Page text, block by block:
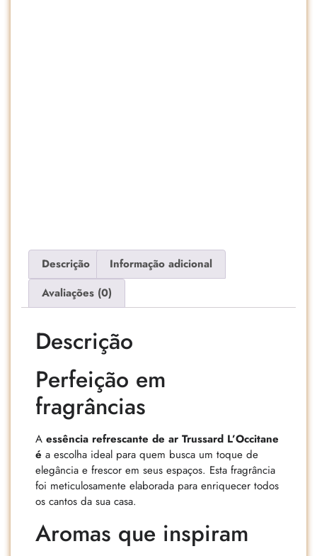
Descrição
Informação adicional
Avaliações (0)
Descrição
Perfeição em
fragrâncias
A essência refrescante de ar Trussard L’Occitane
é a escolha ideal para quem busca um toque de
elegância e frescor em seus espaços. Esta fragrância
foi meticulosamente elaborada para enriquecer todos
os cantos da sua casa.
Aromas que inspiram